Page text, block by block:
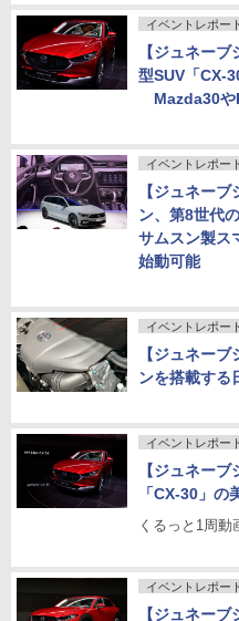
イベントレポート
【ジュネー
型SUV「CX-
Mazda30や
イベントレポート
【ジュネー
ン、第8世代
サムスン製ス
始動可能
イベントレポート
【ジュネー
ンを搭載する
イベントレポート
【ジュネー
「CX-30」
くるっと1周動
イベントレポート
【ジュネー